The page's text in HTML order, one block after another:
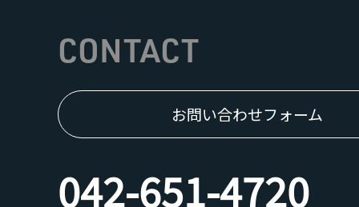
CONTACT
お問い合わせフォーム
042-651-4720